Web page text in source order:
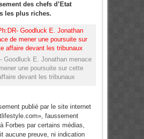
des chefs d’Etat
les plus riches.
Goodluck E. Jonathan menace
une poursuite sur cette
devant les tribunaux
publié par le site internet
faussement
Forbes par certains médias,
aucune preuve, ni indication